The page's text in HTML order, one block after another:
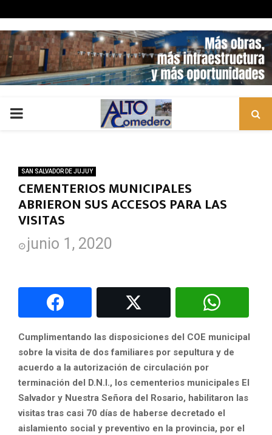
PRIMARY
SAN SALVADOR DE JUJUY
CEMENTERIOS MUNICIPALES
ABRIERON SUS ACCESOS PARA LAS
VISITAS
junio 1, 2020
Cumplimentando las disposiciones del COE municipal
sobre la visita de dos familiares por sepultura y de
acuerdo a la autorización de circulación por
terminación del D.N.I., los cementerios municipales El
Salvador y Nuestra Señora del Rosario, habilitaron las
visitas tras casi 70 días de haberse decretado el
aislamiento social y preventivo en la provincia, por el